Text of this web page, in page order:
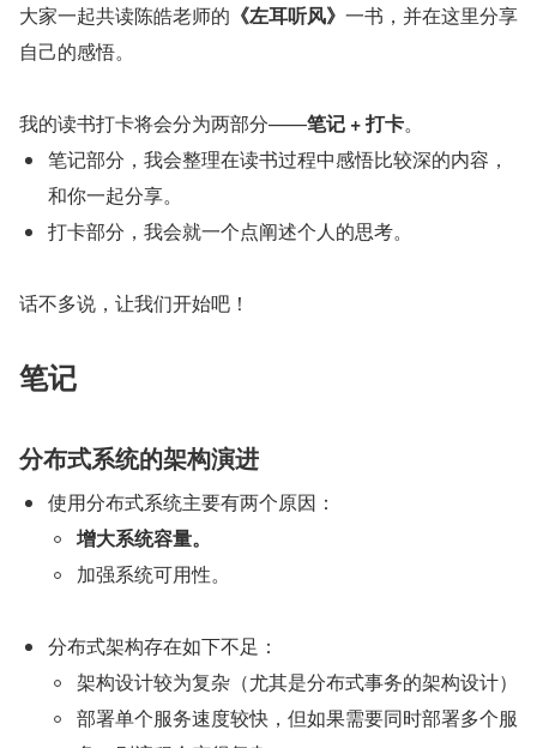
大家一起共读陈皓老师的 《左耳听风》 一书，并在这里分享
自己的感悟。
我的读书打卡将会分为两部分——笔记 + 打卡。
笔记部分，我会整理在读书过程中感悟比较深的内容，
和你一起分享。
打卡部分，我会就一个点阐述个人的思考。
话不多说，让我们开始吧！
笔记
分布式系统的架构演进
使用分布式系统主要有两个原因：
增大系统容量。
加强系统可用性。
分布式架构存在如下不足：
架构设计较为复杂（尤其是分布式事务的架构设计）
部署单个服务速度较快，但如果需要同时部署多个服